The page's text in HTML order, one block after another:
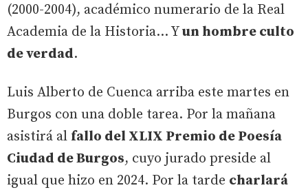
(2000-2004), académico numerario de la Real
Academia de la Historia... Yun hombre culto
de verdad.
Luis Alberto de Cuenca arriba este martes en
Burgos con una doble tarea. Por la mañana
asistirá al fallo del XLIX Premio de Poesía
Ciudad de Burgos, cuyo jurado preside al
igual que hizo en 2024. Por la tarde charlará